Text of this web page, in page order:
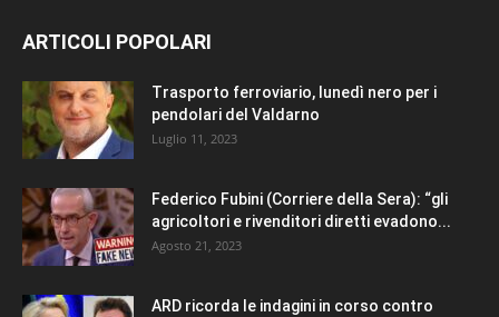
ARTICOLI POPOLARI
Trasporto ferroviario, lunedì nero per i
pendolari del Valdarno
Luglio 11, 2023
Federico Fubini (Corriere della Sera): “gli
agricoltori e rivenditori diretti evadono...
Agosto 21, 2023
ARD ricorda le indagini in corso contro